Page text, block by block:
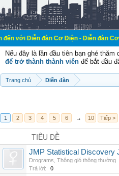
đàn Cơ Điện - Diễn đàn Cơ điện là
Nếu đây là lần đầu tiên bạn ghé
để trở thành thành viên để bắt đầu
Trang chủ Diễn đàn
1 2 3 4 5 6 → 10 Tiếp >
TIÊU ĐỀ
JMP Statistical Discovery
Drograms Thông gió thông thường
Trả lời:
0